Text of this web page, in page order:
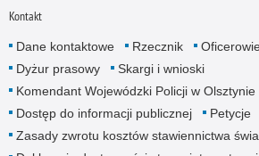
Kontakt
Dane kontaktowe Rzecznik
Dyżur prasowy
Skargi i wnioski
Komendant Wojewódzki Policji w Olsztynie
Dostęp do informacji publicznej
Petycje
Zasady zwrotu kosztów stawiennictwa